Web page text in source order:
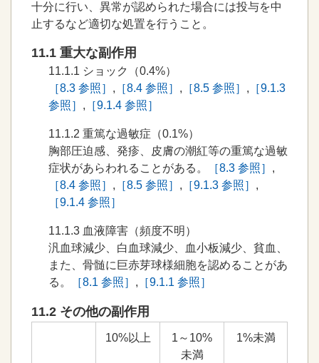
十分に行い、異常が認められた場合には投与を中
止するなど適切な処置を行うこと。
11.1 重大な副作用
11.1.1 ショック（0.4%）
［8.3 参照］ , ［8.4 参照］ , ［8.5 参照］ , ［9.1.3
参照］ , ［9.1.4 参照］
11.1.2 重篤な過敏症（0.1%）
胸部圧迫感、発疹、皮膚の潮紅等の重篤な過敏
症状があらわれることがある。
［8.3 参照］ ,
［8.4 参照］ , ［8.5 参照］ , ［9.1.3 参照］ ,
［9.1.4 参照］
11.1.3 血液障害（頻度不明）
汎血球減少、白血球減少、血小板減少、貧血、
また、骨髄に巨赤芽球様細胞を認めることがあ
る。
［8.1 参照］ , ［9.1.1 参照］
11.2 その他の副作用
10%以上
1～10%
未満
1%未満